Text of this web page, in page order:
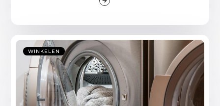
WINKELEN